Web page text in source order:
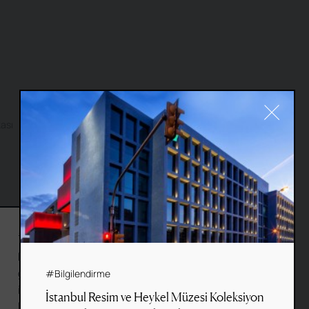
Site byFol&
#Cookie
Bu web sitesi, gezinme deneyiminizi
geliştirmek ve site kullanım
istatistiklerini derlemek için çerezler
#Bilgilendirme
İstanbul Resim ve Heykel Müzesi Koleksiyon